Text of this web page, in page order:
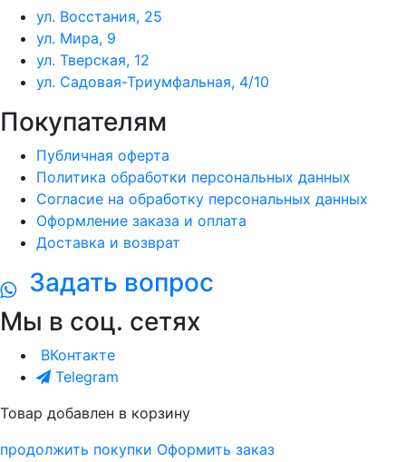
ул. Восстания, 25
ул. Мира, 9
ул. Тверская, 12
ул. Садовая-Триумфальная, 4/10
Покупателям
Публичная оферта
Политика обработки персональных данных
Согласие на обработку персональных данных
Оформление заказа и оплата
Доставка и возврат
Задать вопрос
Мы в соц. сетях
ВКонтакте
Telegram
Товар добавлен в корзину
продолжить покупки Оформить заказ